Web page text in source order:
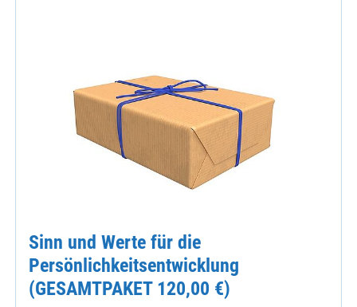
Sinn und Werte für die
Persönlichkeitsentwicklung
(GESAMTPAKET 120,00 €)